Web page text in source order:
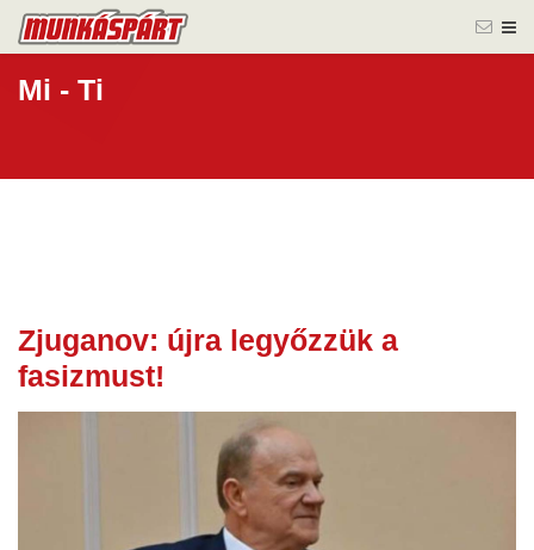
Mi - Ti
15 máj.
2025
Zjuganov: újra legyőzzük a
fasizmust!